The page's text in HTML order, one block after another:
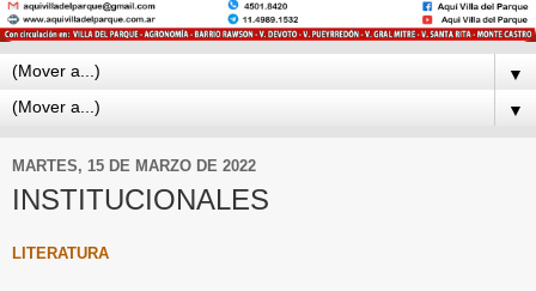
▼
▼
MARTES, 15 DE MARZO DE 2022
INSTITUCIONALES
LITERATURA